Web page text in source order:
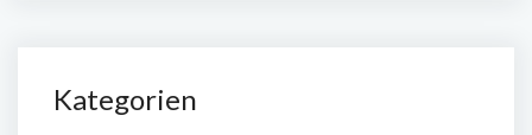
Kategorien